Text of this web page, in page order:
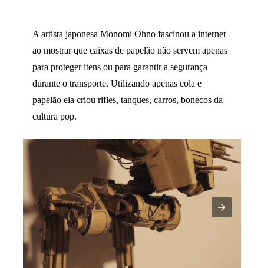
A artista japonesa Monomi Ohno fascinou a internet
ao mostrar que caixas de papelão não servem apenas
para proteger itens ou para garantir a segurança
durante o transporte. Utilizando apenas cola e
papelão ela criou rifles, tanques, carros, bonecos da
cultura pop.